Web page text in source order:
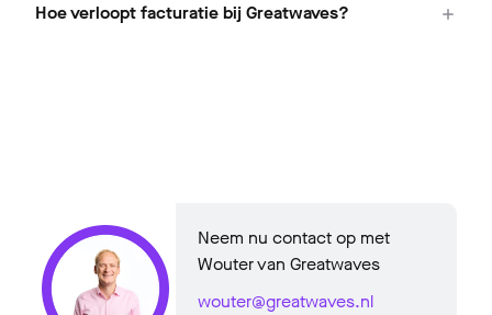
Hoe verloopt facturatie bij Greatwaves?
Neem nu contact op met
Wouter van Greatwaves
wouter@greatwaves.nl